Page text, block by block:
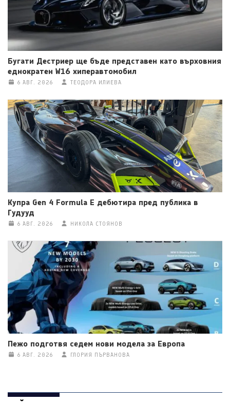
Бугати Дестриер ще бъде представен като върховния
еднократен W16 хиперавтомобил
6 АВГ. 2026 ТЕОДОРА ИЛИЕВА
Купра Gen 4 Formula E дебютира пред публика в
Гудууд
6 АВГ. 2026 НИКОЛА СТОЯНОВ
Пежо подготвя седем нови модела за Европа
6 АВГ. 2026 ГЛОРИЯ ПЪРВАНОВА